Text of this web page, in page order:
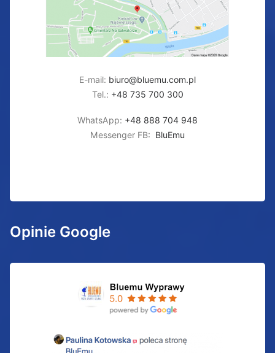
E-mail: biuro@bluemu.com.pl
Tel.: +48 735 700 300
WhatsApp: +48 888 704 948
Messenger FB: BluEmu
Opinie Google